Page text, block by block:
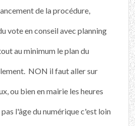
de la procédure,
vote en conseil avec planning
au minimum le plan du
NON il faut aller sur
ou bien en mairie les heures
l'âge du numérique c'est loin